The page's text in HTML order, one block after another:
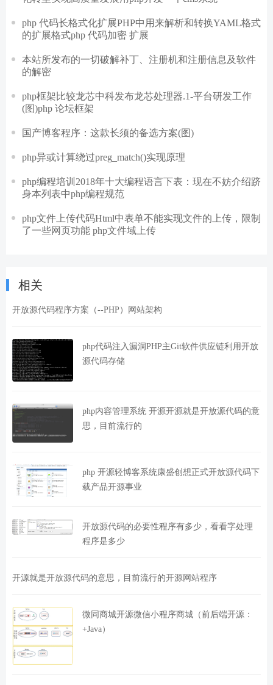
php 代码长格式化扩展PHP中用来解析和转换YAML格式
的扩展格式php 代码加密 扩展
本站所发布的一切破解补丁、注册机和注册信息及软件
的解密
php框架比较龙芯中科发布龙芯处理器.1-平台研发工作
(图)php 论坛框架
国产博客程序：这款长须的备选方案(图)
php异或计算绕过preg_match()实现原理
php编程培训2018年十大编程语言下表：现在不妨介绍跻
身本列表中php编程规范
php文件上传代码Html中表单不能实现文件的上传，限制
了一些网页功能 php文件域上传
相关
开放源代码程序方案（--PHP）网站架构
php代码注入漏洞PHP主Git软件供应链利用开放
源代码存储
php内容管理系统 开源开源就是开放源代码的意
思，目前流行的
php 开源轻博客系统康盛创想正式开放源代码下
载产品开源事业
开放源代码的必要性程序有多少，看看字处理
程序是多少
开源就是开放源代码的意思，目前流行的开源网站程序
微同商城开源微信小程序商城（前后端开源：
+Java）